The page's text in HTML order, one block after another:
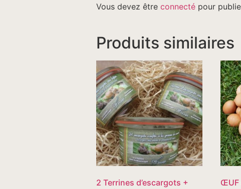
Vous devez être connecté pour
Produits similaires
2 Terrines d’escargots +
ŒUF